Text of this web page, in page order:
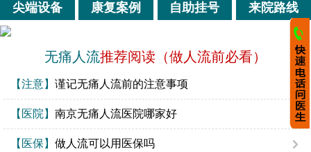
尖端设备
康复案例 自助挂号 来院路线
无痛人流推荐阅读（做人流前必看）
【注意】 谨记无痛人流前的注意事项
【医院】 南京无痛人流医院哪家好
【医保】 做人流可以用医保吗